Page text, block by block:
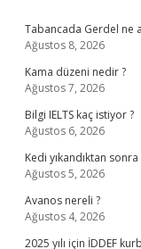
Tabancada Gerdel ne
Ağustos 8, 2026
Kama düzeni nedir ?
Ağustos 7, 2026
Bilgi IELTS kaç istiyor ?
Ağustos 6, 2026
Kedi yıkandıktan
Ağustos 5, 2026
Avanos nereli ?
Ağustos 4, 2026
2025 yılı için İDDEF